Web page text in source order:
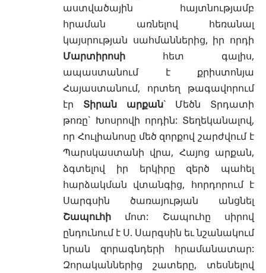
աստվածային հայտնությամբ
հրաման առնելով հեռանալ
կայսրության սահմաններից, իր որդի
Մարտիրոսի հետ գալիս,
ապաստանում է քրիստոնյա
Հայաստանում, որտեղ թագավորում
էր Տիրան արքան` Մեծն Տրդատի
թոռը` Խոսրովի որդին: Տեղեկանալով,
որ Հուլիանոսը մեծ զորքով շարժվում է
Պարսկաստանի վրա, Հայոց արքան,
ձգտելով իր երկիրը զերծ պահել
հարձակման վտանգից, հորդորում է
Սարգսին ծառայության անցնել
Շապուհի մոտ: Շապուհը սիրով
ընդունում է Ս. Սարգսին եւ նշանակում
նրան զորագնդերի հրամանատար:
Զորականներից շատերը, տեսնելով